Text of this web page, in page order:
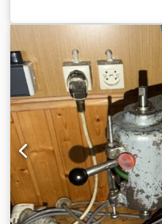
özellikler: ⚙️ Temel
3 mm ila 75 mm
Maksimum Diş Boyu
(Geçişli): 2000 mm
ila 114 d/dk (8 kademeli
200 mm Rulo Mili Çapı:
200 mm Makine Boyutları
DAHİL) × 991 × 1270 mm
Yetkinlikler Değişken
malzemeler ve diş
Tipi Yapı: Yüksek
endüstriyel kullanıma
Çalışma: Konfigürasyon